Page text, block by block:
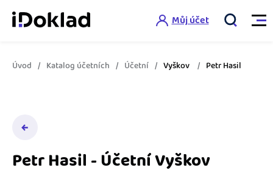
Hlídání cashflow
Vzdělání
Můj účet
Úvod Katalog účetních Účetní Vyškov Petr Hasil
Petr Hasil - Účetní Vyškov